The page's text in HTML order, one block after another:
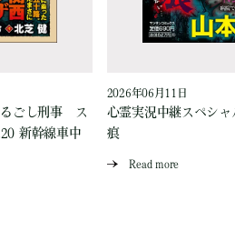
ごし刑事 ス
新幹線車中
2026年06月11日
心霊実況中継スペシ
痕
Read more